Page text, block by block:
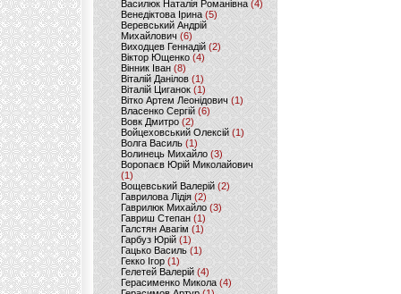
Василюк Наталія Романівна (4)
Венедіктова Ірина(5)
Веревський Андрій
Михайлович (6)
Виходцев Геннадій (2)
Віктор Ющенко (4)
Вінник Іван (8)
Віталій Данілов (1)
Віталій Циганок (1)
Вітко Артем Леонідович(1)
Власенко Сергій (6)
Вовк Дмитро(2)
Войцеховський Олексій(1)
Волга Василь (1)
Волинець Михайло (3)
Воропаєв Юрій Миколайович
(1)
Вощевський Валерій(2)
Гаврилова Лідія (2)
Гаврилюк Михайло (3)
Гавриш Степан (1)
Галстян Авагім (1)
Гарбуз Юрій (1)
Гацько Василь (1)
Гекко Ігор(1)
Гелетей Валерій (4)
Герасименко Микола (4)